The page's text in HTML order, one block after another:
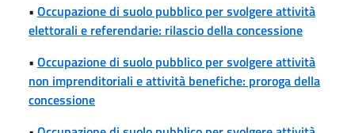
• Occupazione di suolo pubblico per svolgere attività
elettorali e referendarie: rilascio della concessione
• Occupazione di suolo pubblico per svolgere attività
non imprenditoriali e attività benefiche: proroga della
concessione